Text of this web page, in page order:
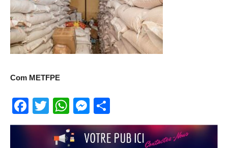
Com METFPE
Facebook
TwitterWhatsApp
Messenger